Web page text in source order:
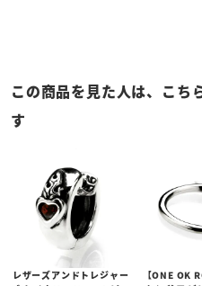
この商品を見た人は、こち
す
レザーズアンドトレジャー
【ONE OK